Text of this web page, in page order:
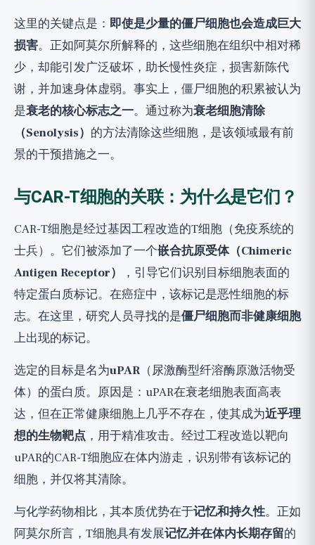
这里的关键点是： 即使是少量的僵尸细胞也会造成巨大
损害。正如阿莫尔所解释的，这些细胞在组织中相对稀
少，却能引发广泛破坏，助长慢性炎症，损害新陈代
谢，并加速身体虚弱。事实上，僵尸细胞的积累被认为
是衰老的核心标志之一。通过称为衰老细胞清除
（Senolysis） 的方法清除这些细胞，是该领域最有前
景的干预措施之一。
与CAR-T细胞的关联：为什么是它们？
CAR-T细胞是经过基因工程改造的T细胞（免疫系统的
士兵）。它们被添加了一个嵌合抗原受体（Chimeric
Antigen Receptor）
，引导它们识别目标细胞表面的
特定蛋白质标记。在癌症中，该标记是恶性细胞的标
志。在这里，研究人员寻找的是僵尸细胞而非健康细胞
上出现的标记。
选定的目标是名为uPAR （尿激酶型纤溶酶原激活物受
体）的蛋白质。原因是：uPAR在衰老细胞表面高表
达，但在正常健康细胞上几乎不存在，使其成为近乎理
想的生物靶点 ，用于精准攻击。经过工程改造以靶向
uPAR的CAR-T细胞应在体内游走，识别带有该标记的
细胞，并仅将其清除。
与化学药物相比，其本质优势在于记忆和持久性。正如
阿莫尔所言，T细胞具有发展记忆并在体内长期存留的